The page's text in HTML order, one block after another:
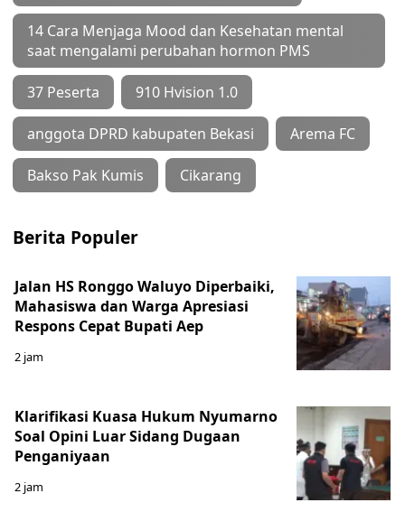
14 Cara Menjaga Mood dan Kesehatan mental
saat mengalami perubahan hormon PMS
37 Peserta 910 Hvision 1.0
anggota DPRD kabupaten Bekasi Arema FC
Bakso Pak Kumis Cikarang
Berita Populer
Jalan HS Ronggo Waluyo Diperbaiki,
Mahasiswa dan Warga Apresiasi
Respons Cepat Bupati Aep
2 jam
Klarifikasi Kuasa Hukum Nyumarno
Soal Opini Luar Sidang Dugaan
Penganiyaan
2 jam